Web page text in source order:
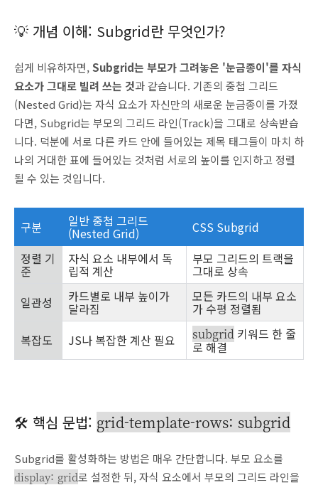
💡 개념 이해: Subgrid란 무엇인가?
쉽게 비유하자면,Subgrid는 부모가 그려놓은 '눈금종이'를 자식
요소가 그대로 빌려 쓰는 것과 같습니다. 기존의 중첩 그리드
(Nested Grid)는 자식 요소가 자신만의 새로운 눈금종이를 가졌
다면, Subgrid는 부모의 그리드 라인(Track)을 그대로 상속받습
니다. 덕분에 서로 다른 카드 안에 들어있는 제목 태그들이 마치 하
나의 거대한 표에 들어있는 것처럼 서로의 높이를 인지하고 정렬
될 수 있는 것입니다.
구분 일반 중첩 그리드
(Nested Grid)
CSS Subgrid
정렬 기
준
자식 요소 내부에서 독
립적 계산
부모 그리드의 트랙을
그대로 상속
일관성
카드별로 내부 높이가
달라짐
모든 카드의 내부 요소
가 수평 정렬됨
복잡도
JS나 복잡한 계산 필요 subgrid 키워드 한 줄
로 해결
🛠️ 핵심 문법: grid-template-rows: subgrid
Subgrid를 활성화하는 방법은 매우 간단합니다. 부모 요소를
display: grid로 설정한 뒤, 자식 요소에서 부모의 그리드 라인을